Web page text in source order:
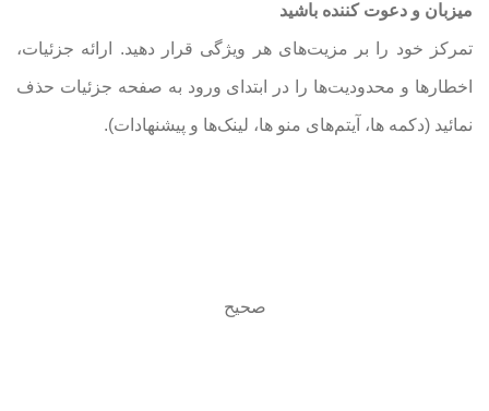
میزبان و دعوت کننده باشید
تمرکز خود را بر مزیت‌های هر ویژگی‌ قرار دهید. ارائه جزئیات،
اخطار‌ها و محدودیت‌ها را در ابتدای ورود به صفحه جزئیات حذف
نمائید (دکمه ها، آیتم‌های منو ها، لینک‌ها و پیشنهادات).
صحیح